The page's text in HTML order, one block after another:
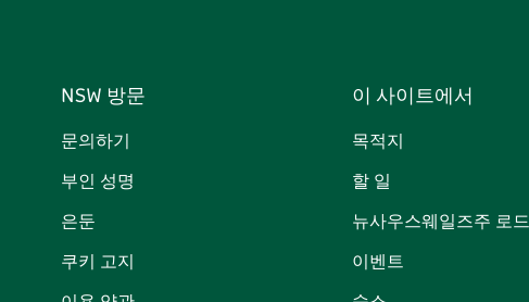
NSW 방문
문의하기
부인 성명
은둔
쿠키 고지
이 사이트에서
목적지
할 일
뉴사우스웨일즈주 로
이벤트